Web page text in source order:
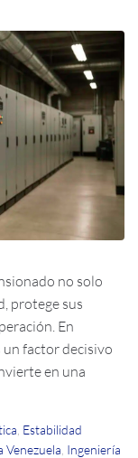
no solo
protege sus
En
un factor decisivo
en una
Estabilidad
Venezuela Ingeniería